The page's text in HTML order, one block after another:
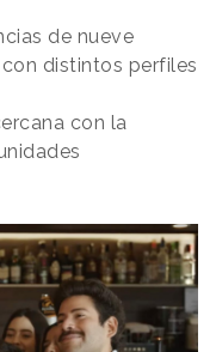
de nueve
distintos perfiles
con la